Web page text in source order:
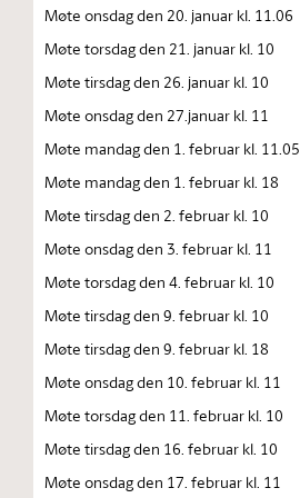
Møte onsdag den 20. januar kl. 11.06
Møte torsdag den 21. januar kl. 10
Møte tirsdag den 26. januar kl. 10
Møte onsdag den 27.januar kl. 11
Møte mandag den 1. februar kl. 11.05
Møte mandag den 1. februar kl. 18
Møte tirsdag den 2. februar kl. 10
Møte onsdag den 3. februar kl. 11
Møte torsdag den 4. februar kl. 10
Møte tirsdag den 9. februar kl. 10
Møte tirsdag den 9. februar kl. 18
Møte onsdag den 10. februar kl. 11
Møte torsdag den 11. februar kl. 10
Møte tirsdag den 16. februar kl. 10
Møte onsdag den 17. februar kl. 11